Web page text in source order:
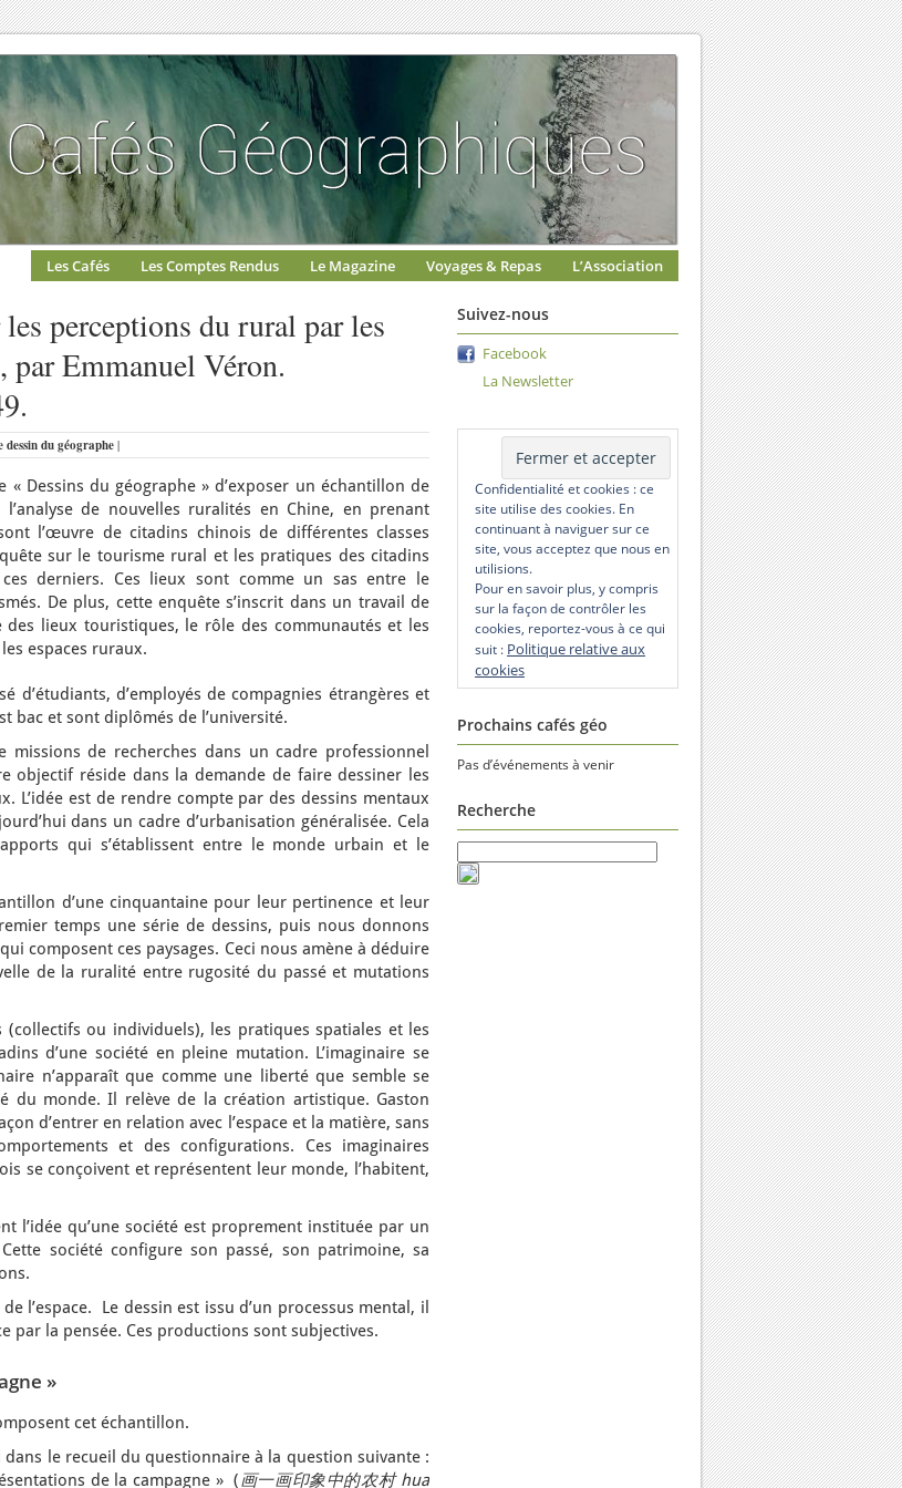
Les Cafés Les Comptes Rendus Le Magazine Voyages & Repas L’Association
perceptions du rural par les
Emmanuel Véron.
dessin du géographe|
Dessins du géographe » d’exposer un échantillon de
de nouvelles ruralités en Chine, en prenant
l’œuvre de citadins chinois de différentes classes
sur le tourisme rural et les pratiques des citadins
derniers. Ces lieux sont comme un sas entre le
De plus, cette enquête s’inscrit dans un travail de
lieux touristiques, le rôle des communautés et les
espaces ruraux.
d’étudiants, d’employés de compagnies étrangères et
bac et sont diplômés de l’université.
missions de recherches dans un cadre professionnel
objectif réside dans la demande de faire dessiner les
L’idée est de rendre compte par des dessins mentaux
dans un cadre d’urbanisation généralisée. Cela
qui s’établissent entre le monde urbain et le
d’une cinquantaine pour leur pertinence et leur
temps une série de dessins, puis nous donnons
composent ces paysages. Ceci nous amène à déduire
de la ruralité entre rugosité du passé et mutations
(collectifs ou individuels), les pratiques spatiales et les
d’une société en pleine mutation. L’imaginaire se
n’apparaît que comme une liberté que semble se
du monde. Il relève de la création artistique. Gaston
d’entrer en relation avec l’espace et la matière, sans
et des configurations. Ces imaginaires
se conçoivent et représentent leur monde, l’habitent,
l’idée qu’une société est proprement instituée par un
société configure son passé, son patrimoine, sa
l’espace. Le dessin est issu d’un processus mental, il
par la pensée. Ces productions sont subjectives.
»
cet échantillon.
le recueil du questionnaire à la question suivante :
de la campagne » (画一画印象中的农村hua
Suivez-nous
Facebook
La Newsletter
Confidentialité et cookies : ce
site utilise des cookies. En
continuant à naviguer sur ce
site, vous acceptez que nous en
utilisions.
Pour en savoir plus, y compris
sur la façon de contrôler les
cookies, reportez-vous à ce qui
suit : Politique relative aux
cookies
Prochains cafés géo
Pas d’événements à venir
Recherche